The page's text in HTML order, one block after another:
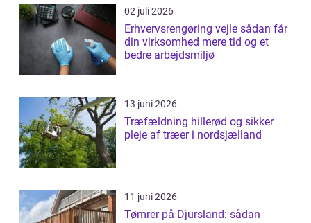
02 juli 2026
Erhvervsrengøring vejle sådan får
din virksomhed mere tid og et
bedre arbejdsmiljø
13 juni 2026
Træfældning hillerød og sikker
pleje af træer i nordsjælland
11 juni 2026
Tømrer på Djursland: sådan